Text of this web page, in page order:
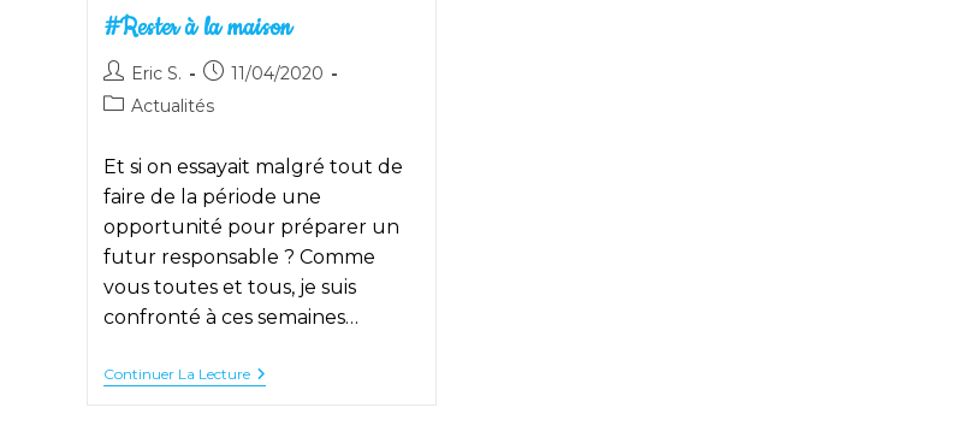
#Rester à la maison
Auteur/autrice
de
Eric S.
Publication
publiée :
11/04/2020
PostActualités
Et si on essayait malgré tout de
faire de la période une
opportunité pour préparer un
futur responsable ? Comme
vous toutes et tous, je suis
confronté à ces semaines…
Continuer La Lecture#Rester
À